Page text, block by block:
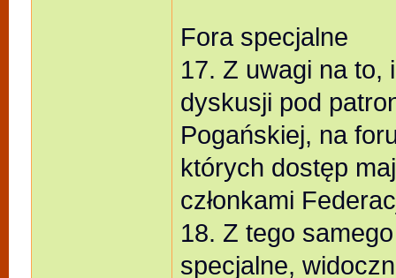
Fora specjalne
17. Z uwagi na to,
dyskusji pod
Pogańskiej, na
których dostęp
członkami
18. Z tego
specjalne,